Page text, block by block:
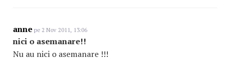
anne pe 2 Nov 2011, 13:06
nici o asemanare!!
Nu au nici o asemanare !!!